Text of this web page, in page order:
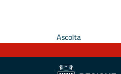
Ascolta